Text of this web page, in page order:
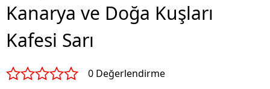
Kanarya ve Doğa Kuşları
Kafesi Sarı
0 Değerlendirme